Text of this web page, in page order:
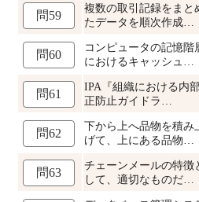
問59
複数の取引記録をまと
たデータを順次作成…
問60
コンピュータの記憶階
におけるキャッシュ…
問61
IPA『組織における内
正防止ガイドラ…
問62
下から上へ品物を積み
げて、上にある品物…
問63
チェーンメールの特徴
して、適切なものだ…